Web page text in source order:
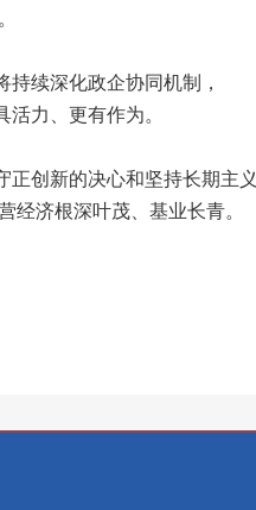
续深化政企协同机制，
力、更有作为。
创新的决心和坚持长期主义
经济根深叶茂、基业长青。